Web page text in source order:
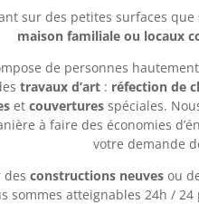
sur des petites surfaces
maison familiale ou locaux
de personnes
travaux d’art : réfection de
et couvertures spéciales.
à faire des économies
votre demande
des constructions neuves ou
sommes atteignables 24h /